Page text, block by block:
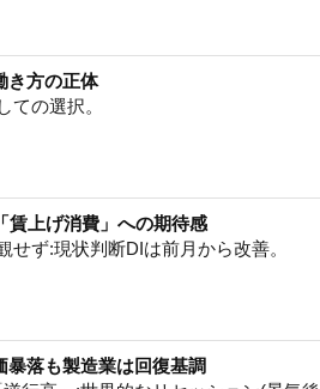
き方の正体
の選択。
上げ消費」への期待感
せず:現状判断DIは前月から改善。
落も製造業は回復基調